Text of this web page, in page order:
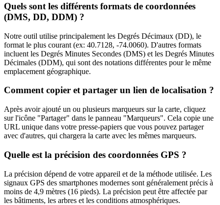
Quels sont les différents formats de coordonnées
(DMS, DD, DDM) ?
Notre outil utilise principalement les Degrés Décimaux (DD), le
format le plus courant (ex: 40.7128, -74.0060). D'autres formats
incluent les Degrés Minutes Secondes (DMS) et les Degrés Minutes
Décimales (DDM), qui sont des notations différentes pour le même
emplacement géographique.
Comment copier et partager un lien de localisation ?
Après avoir ajouté un ou plusieurs marqueurs sur la carte, cliquez
sur l'icône "Partager" dans le panneau "Marqueurs". Cela copie une
URL unique dans votre presse-papiers que vous pouvez partager
avec d'autres, qui chargera la carte avec les mêmes marqueurs.
Quelle est la précision des coordonnées GPS ?
La précision dépend de votre appareil et de la méthode utilisée. Les
signaux GPS des smartphones modernes sont généralement précis à
moins de 4,9 mètres (16 pieds). La précision peut être affectée par
les bâtiments, les arbres et les conditions atmosphériques.